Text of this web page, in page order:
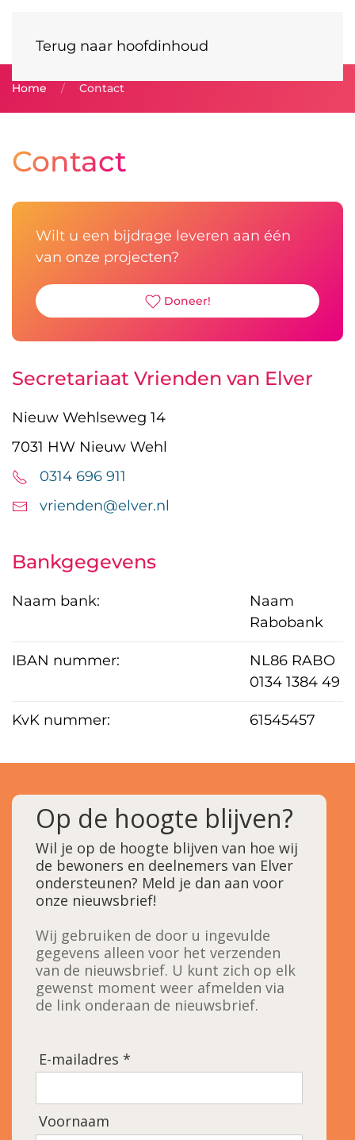
Terug naar hoofdinhoud
Home Contact
Contact
Secretariaat Vrienden van Elver
Nieuw Wehlseweg 14
7031 HW Nieuw Wehl
0314 696 911
vrienden@elver.nl
Bankgegevens
Naam bank:
Naam
Rabobank
IBAN nummer:
NL86 RABO
0134 1384 49
KvK nummer: 61545457
Wilt u een bijdrage leveren aan één
van onze projecten?
Doneer!
Op de hoogte blijven?
Wil je op de hoogte blijven van hoe wij
de bewoners en deelnemers van Elver
ondersteunen? Meld je dan aan voor
onze nieuwsbrief!
Wij gebruiken de door u ingevulde
gegevens alleen voor het verzenden
van de nieuwsbrief. U kunt zich op elk
gewenst moment weer afmelden via
de link onderaan de nieuwsbrief.
E-mailadres *
Voornaam